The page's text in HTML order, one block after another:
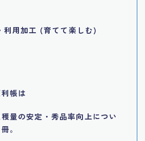
用加工 (育てて楽しむ)
帳は
量の安定・秀品率向上につい
。